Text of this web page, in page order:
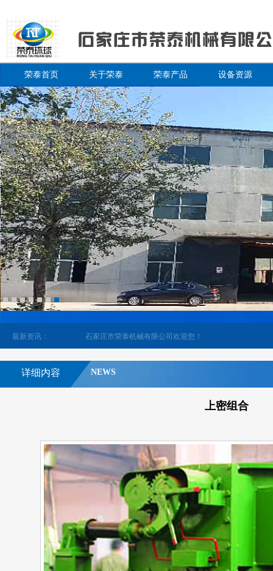
荣泰首页 关于荣泰 荣泰产品 设备资源
最新资讯：
有限公司欢迎您！ 石家庄市荣泰机械有限公司欢迎您！
详细内容 NEWS
上密组合